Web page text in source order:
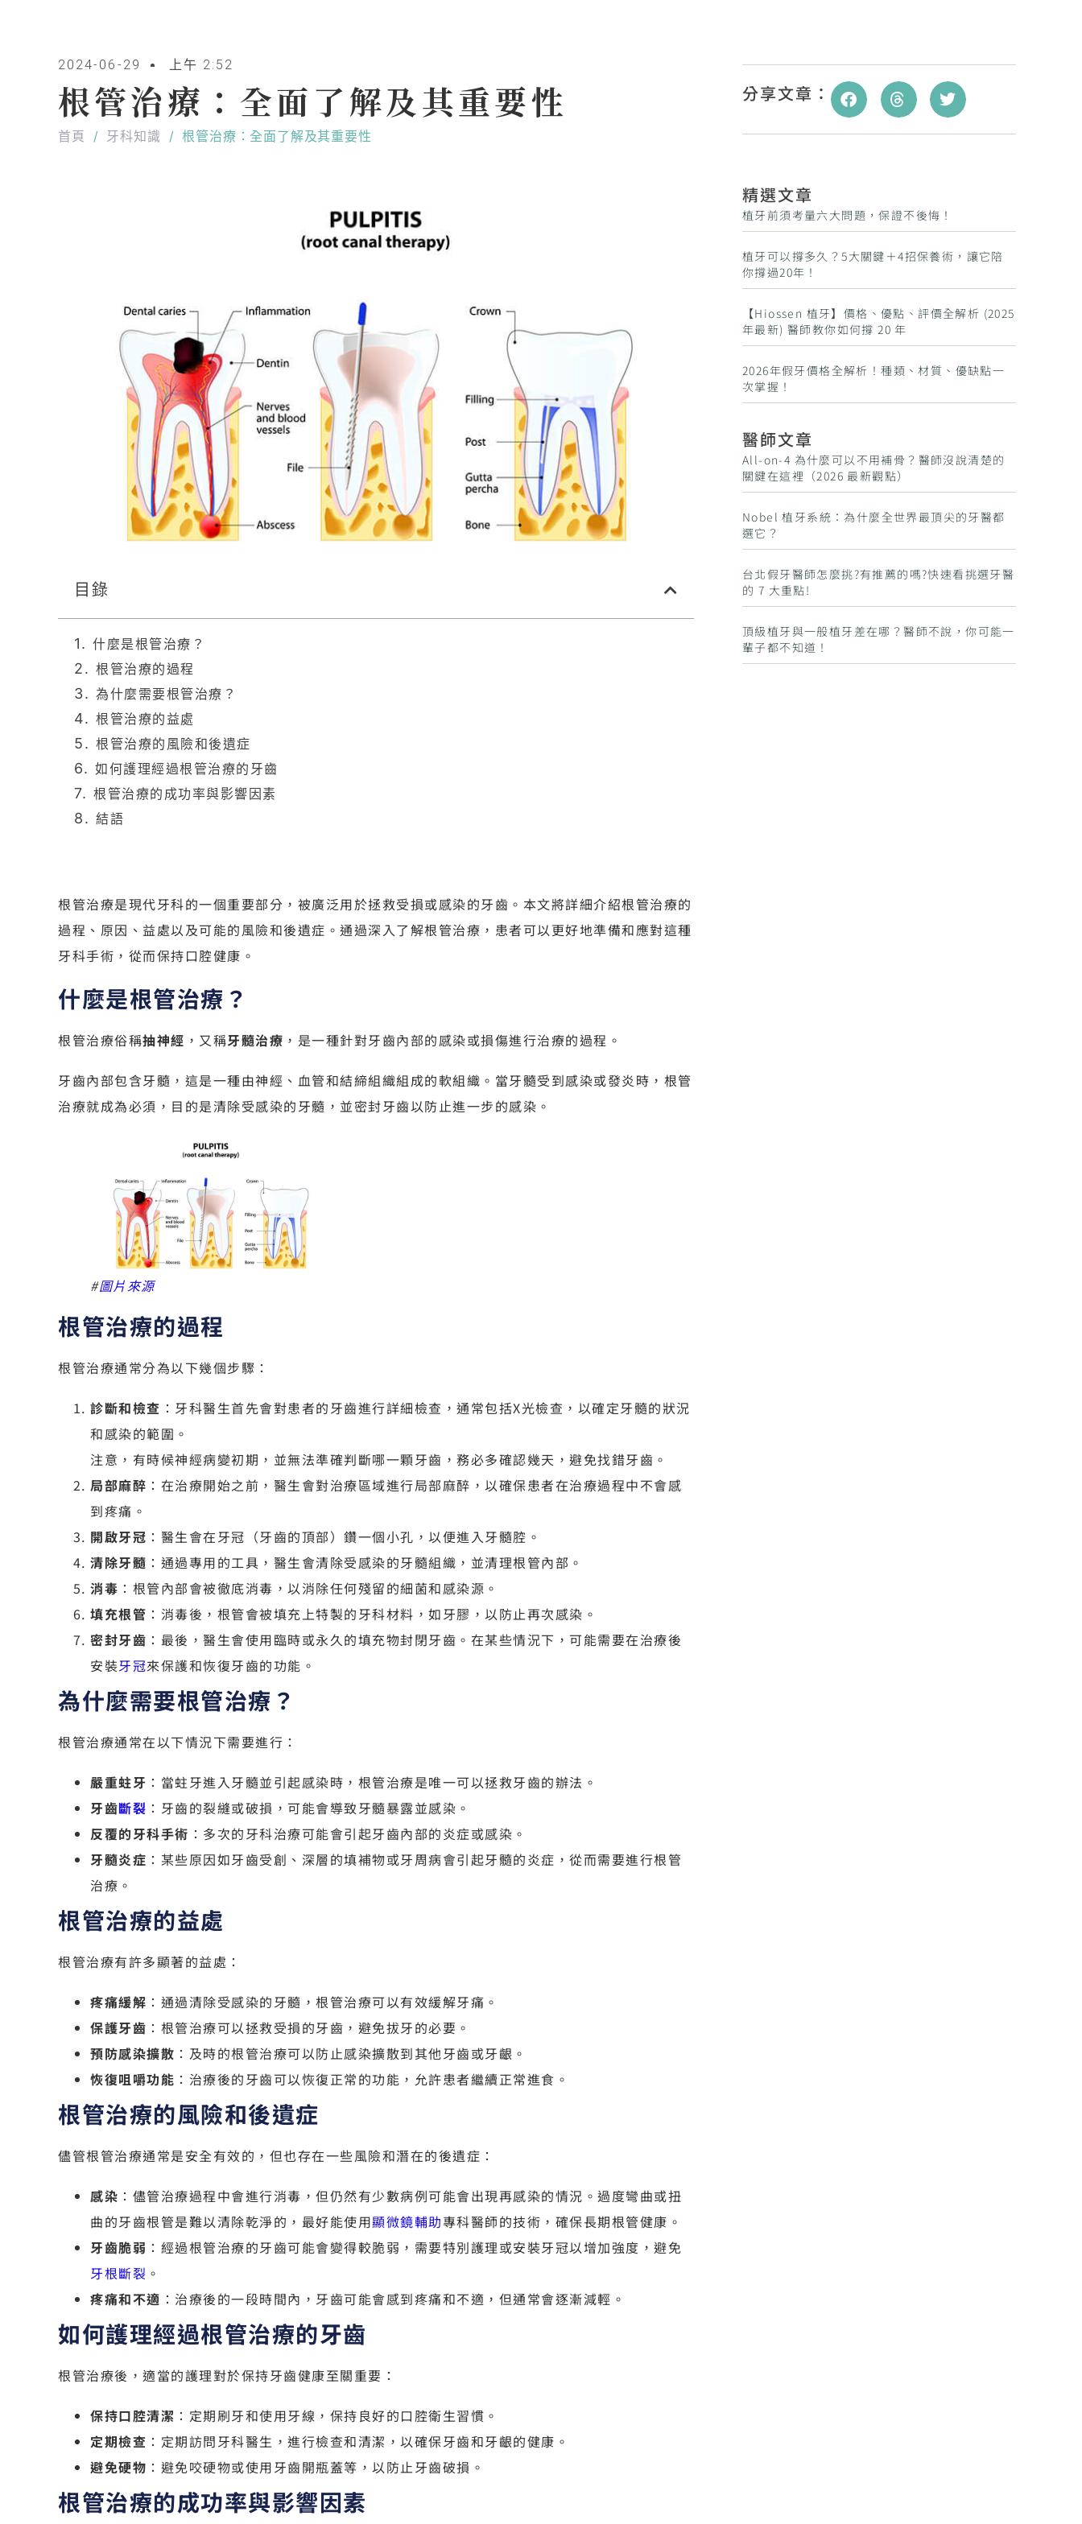
2024-06-29 上午 2:52
根管治療：全面了解及其重要性
首頁 / 牙科知識 / 根管治療：全面了解及其重要性
目錄
什麼是根管治療？
根管治療的過程
為什麼需要根管治療？
根管治療的益處
根管治療的風險和後遺症
如何護理經過根管治療的牙齒
根管治療的成功率與影響因素
結語
根管治療是現代牙科的一個重要部分，被廣泛用於拯救受損或感染的牙齒。本文將詳細介紹根管治療的
過程、原因、益處以及可能的風險和後遺症。通過深入了解根管治療，患者可以更好地準備和應對這種
牙科手術，從而保持口腔健康。
什麼是根管治療？
根管治療俗稱抽神經 ，又稱牙髓治療 ，是一種針對牙齒內部的感染或損傷進行治療的過程。
牙齒內部包含牙髓，這是一種由神經、血管和結締組織組成的軟組織。當牙髓受到感染或發炎時，根管
治療就成為必須，目的是清除受感染的牙髓，並密封牙齒以防止進一步的感染。
#圖片來源
根管治療的過程
根管治療通常分為以下幾個步驟：
診斷和檢查 ：牙科醫生首先會對患者的牙齒進行詳細檢查，通常包括X光檢查，以確定牙髓的狀況
和感染的範圍。
注意，有時候神經病變初期，並無法準確判斷哪一顆牙齒，務必多確認幾天，避免找錯牙齒。
局部麻醉 ：在治療開始之前，醫生會對治療區域進行局部麻醉，以確保患者在治療過程中不會感
到疼痛。
開啟牙冠 ：醫生會在牙冠（牙齒的頂部）鑽一個小孔，以便進入牙髓腔。
清除牙髓 ：通過專用的工具，醫生會清除受感染的牙髓組織，並清理根管內部。
消毒 ：根管內部會被徹底消毒，以消除任何殘留的細菌和感染源。
填充根管 ：消毒後，根管會被填充上特製的牙科材料，如牙膠，以防止再次感染。
密封牙齒 ：最後，醫生會使用臨時或永久的填充物封閉牙齒。在某些情況下，可能需要在治療後
安裝牙冠來保護和恢復牙齒的功能。
為什麼需要根管治療？
根管治療通常在以下情況下需要進行：
嚴重蛀牙 ：當蛀牙進入牙髓並引起感染時，根管治療是唯一可以拯救牙齒的辦法。
牙齒斷裂 ：牙齒的裂縫或破損，可能會導致牙髓暴露並感染。
反覆的牙科手術 ：多次的牙科治療可能會引起牙齒內部的炎症或感染。
牙髓炎症 ：某些原因如牙齒受創、深層的填補物或牙周病會引起牙髓的炎症，從而需要進行根管
治療。
根管治療的益處
根管治療有許多顯著的益處：
疼痛緩解 ：通過清除受感染的牙髓，根管治療可以有效緩解牙痛。
保護牙齒 ：根管治療可以拯救受損的牙齒，避免拔牙的必要。
預防感染擴散 ：及時的根管治療可以防止感染擴散到其他牙齒或牙齦。
恢復咀嚼功能 ：治療後的牙齒可以恢復正常的功能，允許患者繼續正常進食。
根管治療的風險和後遺症
儘管根管治療通常是安全有效的，但也存在一些風險和潛在的後遺症：
感染 ：儘管治療過程中會進行消毒，但仍然有少數病例可能會出現再感染的情況。過度彎曲或扭
曲的牙齒根管是難以清除乾淨的，最好能使用顯微鏡輔助專科醫師的技術，確保長期根管健康。
牙齒脆弱 ：經過根管治療的牙齒可能會變得較脆弱，需要特別護理或安裝牙冠以增加強度，避免
牙根斷裂 。
疼痛和不適 ：治療後的一段時間內，牙齒可能會感到疼痛和不適，但通常會逐漸減輕。
如何護理經過根管治療的牙齒
根管治療後，適當的護理對於保持牙齒健康至關重要：
保持口腔清潔 ：定期刷牙和使用牙線，保持良好的口腔衛生習慣。
定期檢查 ：定期訪問牙科醫生，進行檢查和清潔，以確保牙齒和牙齦的健康。
避免硬物 ：避免咬硬物或使用牙齒開瓶蓋等，以防止牙齒破損。
根管治療的成功率與影響因素
分享文章：
精選文章
植牙前須考量六大問題，保證不後悔！
植牙可以撐多久？5大關鍵＋4招保養術，讓它陪
你撐過20年！
【Hiossen 植牙】價格、優點、評價全解析 (2025
年最新) 醫師教你如何撐 20 年
2026年假牙價格全解析！種類、材質、優缺點一
次掌握！
醫師文章
All-on-4 為什麼可以不用補骨？醫師沒說清楚的
關鍵在這裡（2026 最新觀點）
Nobel 植牙系統：為什麼全世界最頂尖的牙醫都
選它？
台北假牙醫師怎麼挑?有推薦的嗎?快速看挑選牙醫
的 7 大重點!
頂級植牙與一般植牙差在哪？醫師不說，你可能一
輩子都不知道！